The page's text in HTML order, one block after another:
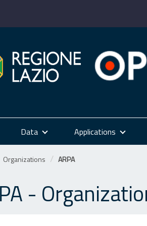
Data Applications
Organizations ARPA
-